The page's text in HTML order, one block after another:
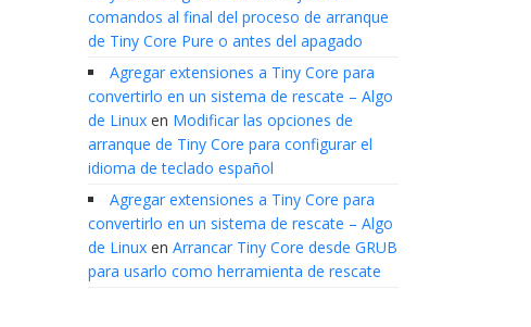
comandos al final del proceso de arranque
de Tiny Core Pure o antes del apagado
Agregar extensiones a Tiny Core para
convertirlo en un sistema de rescate – Algo
de Linux en Modificar las opciones de
arranque de Tiny Core para configurar el
idioma de teclado español
Agregar extensiones a Tiny Core para
convertirlo en un sistema de rescate – Algo
de Linux en Arrancar Tiny Core desde GRUB
para usarlo como herramienta de rescate